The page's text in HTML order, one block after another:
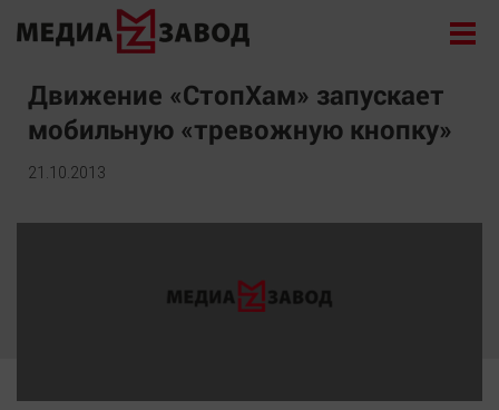
Новости
Экономика
Происшествия
Движение «СтопХам» запускает
мобильную «тревожную кнопку»
21.10.2013